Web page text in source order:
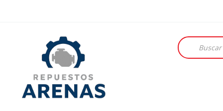
Búsqueda
de
productos